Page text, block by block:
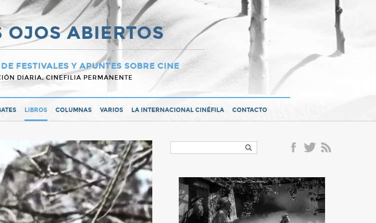
OJOS ABIERTOS
FESTIVALES Y APUNTES SOBRE CINE
DIARIA, CINEFILIA PERMANENTE
LIBROS COLUMNAS VARIOS LA INTERNACIONAL CINÉFILA CONTACTO